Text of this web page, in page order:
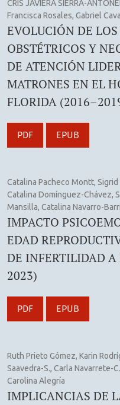
CRIS JAVIERA SIERRA-
Francisca Rosales, Gabriel
EVOLUCIÓN DE LOS
OBSTÉTRICOS Y
DE ATENCIÓN
MATRONES EN EL
FLORIDA
PDF EPUB
Catalina Pacheco Montt,
Catalina Domínguez-Chávez,
Mansilla, Catalina Navarro-
IMPACTO
EDAD
DE INFERTILIDAD
2023)
PDF EPUB
Ruth Prieto Gómez, Karin
Saavedra-S., Carla Navarrete-
Carolina Alegría
IMPLICANCIAS DE